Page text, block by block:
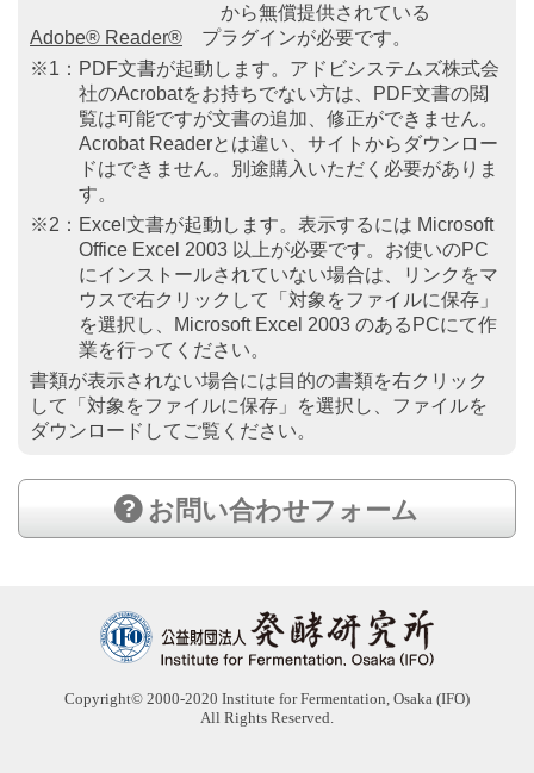
から無償提供されている
Adobe® Reader® プラグインが必要です。
※1：PDF文書が起動します。アドビシステムズ株式会
社のAcrobatをお持ちでない方は、PDF文書の閲
覧は可能ですが文書の追加、修正ができません。
Acrobat Readerとは違い、サイトからダウンロー
ドはできません。別途購入いただく必要がありま
す。
※2：Excel文書が起動します。表示するには Microsoft
Office Excel 2003 以上が必要です。お使いのPC
にインストールされていない場合は、リンクをマ
ウスで右クリックして「対象をファイルに保存」
を選択し、Microsoft Excel 2003 のあるPCにて作
業を行ってください。
書類が表示されない場合には目的の書類を右クリック
して「対象をファイルに保存」を選択し、ファイルを
ダウンロードしてご覧ください。
お問い合わせフォーム
Copyright© 2000-2020 Institute for Fermentation, Osaka (IFO)
All Rights Reserved.